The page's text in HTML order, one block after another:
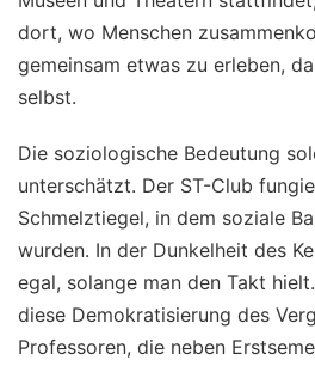
dort, wo Menschen
gemeinsam etwas zu erleben,
selbst.
Die soziologische Bedeutung
unterschätzt. Der ST-Club
Schmelztiegel, in dem soziale
wurden. In der Dunkelheit des
egal, solange man den Takt
diese Demokratisierung des
Professoren, die neben